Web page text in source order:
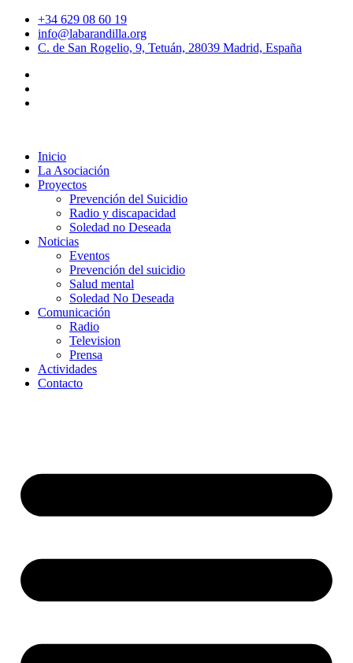
+34 629 08 60 19
info@labarandilla.org
C. de San Rogelio, 9, Tetuán, 28039 Madrid, España
Inicio
La Asociación
Proyectos
Prevención del Suicidio
Radio y discapacidad
Soledad no Deseada
Noticias
Eventos
Prevención del suicidio
Salud mental
Soledad No Deseada
Comunicación
Radio
Television
Prensa
Actividades
Contacto